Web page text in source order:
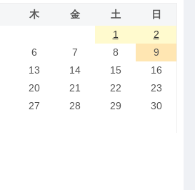
木 金 土
日
1
2
6 7 8
9
13 14 15
16
20 21 22
23
27 28 29
30